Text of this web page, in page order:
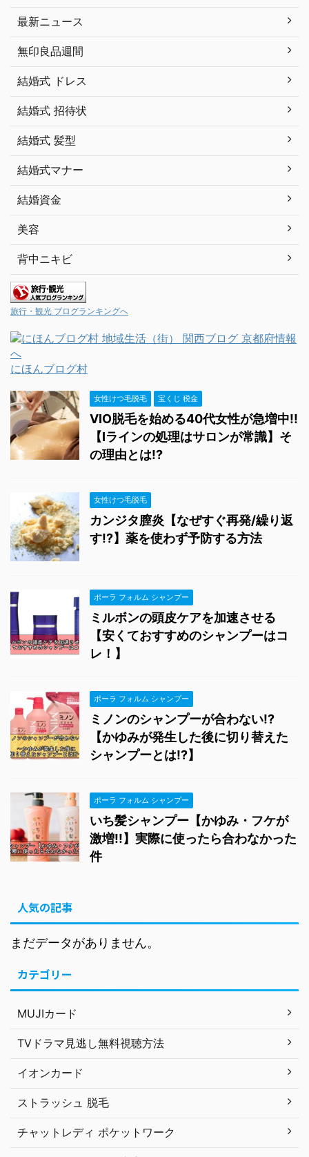
最新ニュース
無印良品週間
結婚式 ドレス
結婚式 招待状
結婚式 髪型
結婚式マナー
結婚資金
美容
背中ニキビ
旅行・観光 ブログランキングへ
にほんブログ村
女性けつ毛脱毛 宝くじ 税金
VIO脱毛を始める40代女性が急増中!!
【Iラインの処理はサロンが常識】そ
の理由とは!?
女性けつ毛脱毛
カンジタ膣炎【なぜすぐ再発/繰り返
す!?】薬を使わず予防する方法
ポーラ フォルム シャンプー
ミルボンの頭皮ケアを加速させる
【安くておすすめのシャンプーはコ
レ！】
ポーラ フォルム シャンプー
ミノンのシャンプーが合わない!?
【かゆみが発生した後に切り替えた
シャンプーとは!?】
ポーラ フォルム シャンプー
いち髪シャンプー【かゆみ・フケが
激増!!】実際に使ったら合わなかった
件
人気の記事
まだデータがありません。
カテゴリー
MUJIカード
TVドラマ見逃し無料視聴方法
イオンカード
ストラッシュ 脱毛
チャットレディ ポケットワーク